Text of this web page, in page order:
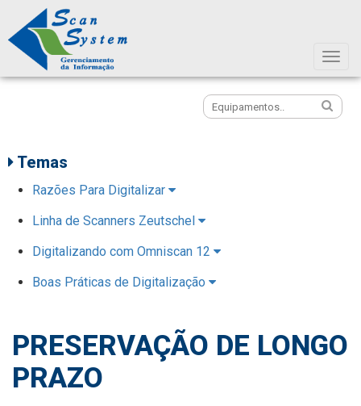
Icon
Temas
Razões Para Digitalizar
Linha de Scanners Zeutschel
Digitalizando com Omniscan 12
Boas Práticas de Digitalização
PRESERVAÇÃO DE LONGO
PRAZO